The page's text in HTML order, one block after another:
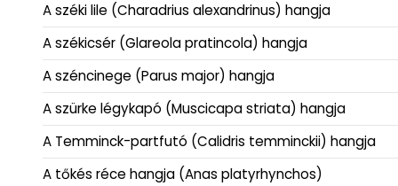
A széki lile (Charadrius alexandrinus) hangja
A székicsér (Glareola pratincola) hangja
A széncinege (Parus major) hangja
A szürke légykapó (Muscicapa striata) hangja
A Temminck-partfutó (Calidris temminckii) hangja
A tőkés réce hangja (Anas platyrhynchos)